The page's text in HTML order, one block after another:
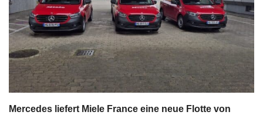
Mercedes liefert Miele France eine neue Flotte von